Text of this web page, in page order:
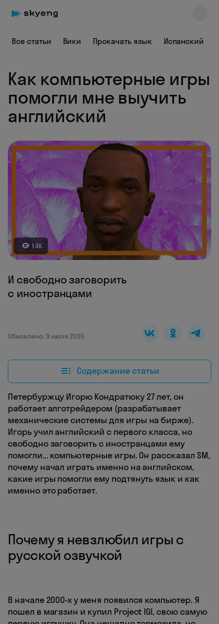
Все статьи Вики Прокачать язык Испанский
Как компьютерные игры
помогли мне выучить
английский
1.4K
И свободно заговорить
с иностранцами
Обновлено: 9 июля 2026
Содержание статьи
Петербуржцу Игорю Кондратюку 27 лет, он
работает алготрейдером (разрабатывает
механические системы для игры на бирже).
Игорь учил английский с первого класса, но
свободно заговорить с иностранцами ему
помогли... компьютерные игры. Он рассказал SM,
почему начал играть именно на английском,
какие игры помогли ему подтянуть язык и как
именно это работает.
Почему я невзлюбил игры с
русской озвучкой
В начале 2000-х у меня появился компьютер. Я
пошел в магазин и купил Project IGI, свою самую